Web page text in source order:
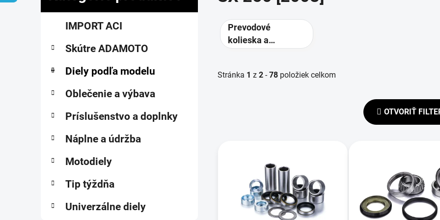
č
kategórieIMPORT ACI
Skútre ADAMOTO
Diely podľa modelu
Oblečenie a výbava
Príslušenstvo a doplnky
Náplne a údržba
Motodiely
Tip týždňa
Univerzálne diely
Prevodové
kolieska a
prevody
Stránka 1 z 2 -78 položiek celkom
OTVORIŤ